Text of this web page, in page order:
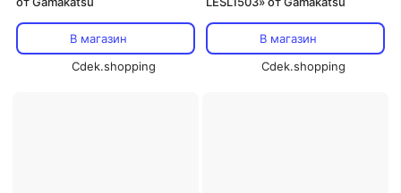
В магазин
Cdek.shopping
В магазин
Cdek.shopping